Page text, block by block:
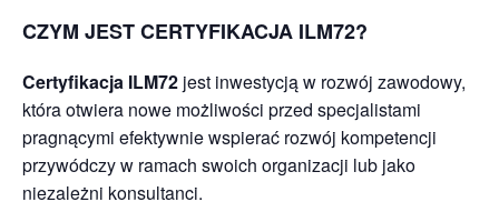
CZYM JEST CERTYFIKACJA ILM72?
Certyfikacja ILM72 jest inwestycją w rozwój zawodowy,
która otwiera nowe możliwości przed specjalistami
pragnącymi efektywnie wspierać rozwój kompetencji
przywódczy w ramach swoich organizacji lub jako
niezależni konsultanci.